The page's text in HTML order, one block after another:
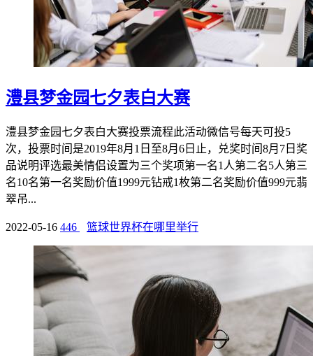
澧县梦金园七夕表白大赛
澧县梦金园七夕表白大赛投票流程此活动微信号每天可投5
次，投票时间是2019年8月1日至8月6日止，兑奖时间8月7日奖
品说明评选最美情侣设置为三个奖项第一名1人第二名5人第三
名10名第一名奖励价值1999元钻戒1枚第二名奖励价值999元翡
翠吊...
2022-05-16 446 篮球世界杯在哪里举行